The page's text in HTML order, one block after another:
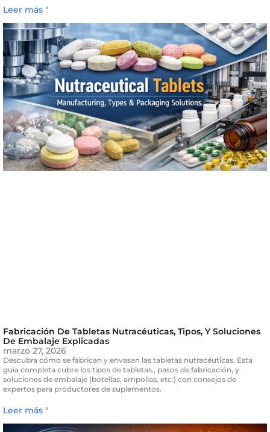
Leer más "
Fabricación De Tabletas Nutracéuticas, Tipos, Y Soluciones
De Embalaje Explicadas
marzo 27, 2026
Descubra cómo se fabrican y envasan las tabletas nutracéuticas. Esta
guía completa cubre los tipos de tabletas., pasos de fabricación, y
soluciones de embalaje (botellas, ampollas, etc.) con consejos de
expertos para productores de suplementos.
Leer más "